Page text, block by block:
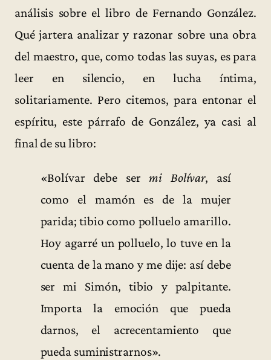
análisis sobre el libro de Fernando González.
Qué jartera analizar y razonar sobre una obra
del maestro, que, como todas las suyas, es para
leer en silencio, en lucha íntima,
solitariamente. Pero citemos, para entonar el
espíritu, este párrafo de González, ya casi al
final de su libro:
«Bolívar debe sermi Bolívar, así
como el mamón es de la mujer
parida; tibio como polluelo amarillo.
Hoy agarré un polluelo, lo tuve en la
cuenta de la mano y me dije: así debe
ser mi Simón, tibio y palpitante.
Importa la emoción que pueda
darnos, el acrecentamiento que
pueda suministrarnos».